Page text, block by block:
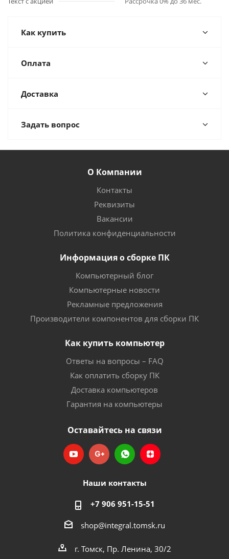
Как купить
Оплата
Доставка
Задать вопрос
О Компании
Контакты
Реквизиты
Вакансии
Политика конфиденциальности
Информация о сборке ПК
Компьютерный блог
Компьютерные новости
Рекламные предложения
Производители компонентов для сборки ПК
Как купить компьютер
Ответы на вопросы – FAQ
Как оплатить сборку ПК
Доставка компьютеров
Гарантия на компьютеры
Оставайтесь на связи
Наши контакты
+7 906 951-15-51
shop@integral.tomsk.ru
г. Томск, Пр. Ленина, 30/2